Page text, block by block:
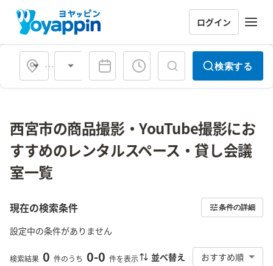
ログイン
会場タイプ 検索する
西宮市の商品撮影・YouTube撮影にお
すすめのレンタルスペース・貸し会議
室一覧
現在の検索条件 条件の詳細
設定中の条件がありません
検索結果 0 件のうち 0-0 件を表示 並べ替え おすすめ順